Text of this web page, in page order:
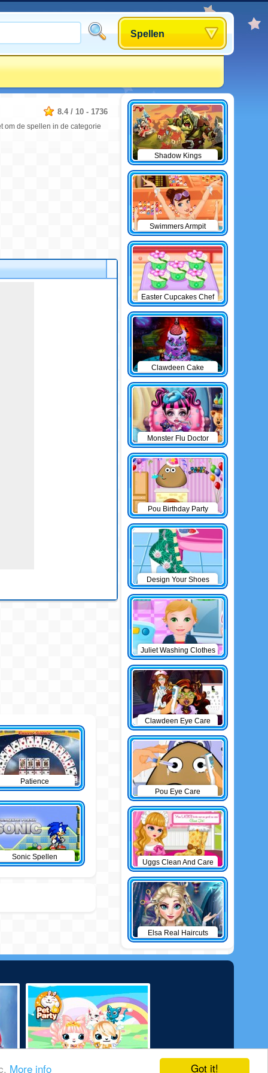
Got it!
More info
Spellen
8.4 / 10 - 1736
om de spellen in de categorie
Patience
Sonic Spellen
Shadow Kings
Swimmers Armpit
Easter Cupcakes Chef
Clawdeen Cake
Monster Flu Doctor
Pou Birthday Party
Design Your Shoes
Juliet Washing Clothes
Clawdeen Eye Care
Pou Eye Care
Uggs Clean And Care
Elsa Real Haircuts